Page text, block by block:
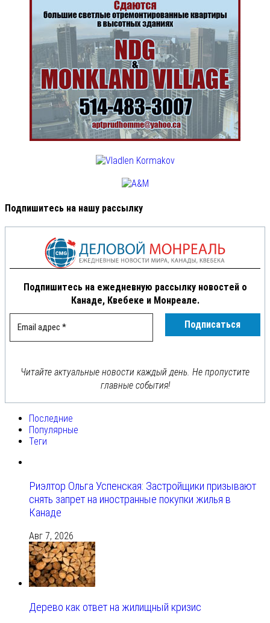
Подпишитесь на нашу рассылку
Подпишитесь на ежедневную рассылку новостей о
Канаде, Квебеке и Монреале.
Читайте актуальные новости каждый день. Не пропустите
главные события!
Последние
Популярные
Теги
Риэлтор Ольга Успенская: Застройщики призывают
снять запрет на иностранные покупки жилья в
Канаде
Авг 7, 2026
Дерево как ответ на жилищный кризис